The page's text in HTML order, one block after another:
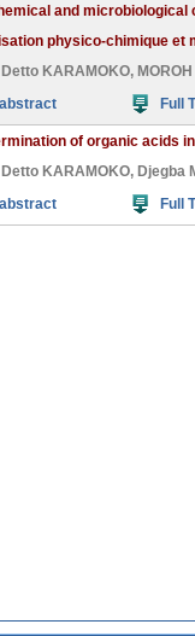
and microbiological
physico-chimique et
Detto KARAMOKO,
Full
of organic acids
Detto KARAMOKO, Djegba
Full